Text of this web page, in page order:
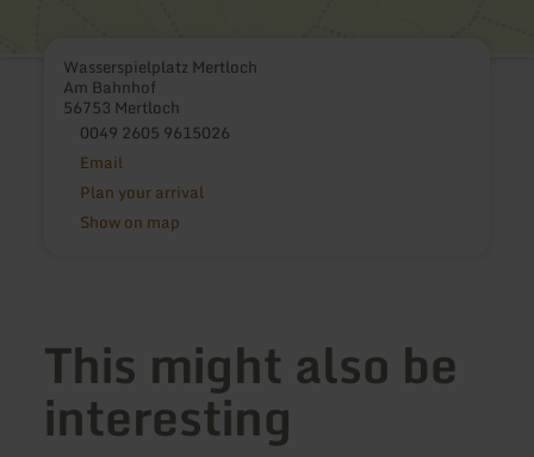
Wasserspielplatz Mertloch
Am Bahnhof
56753 Mertloch
0049 2605 9615026
Email
Plan your arrival
Show on map
This might also be
interesting